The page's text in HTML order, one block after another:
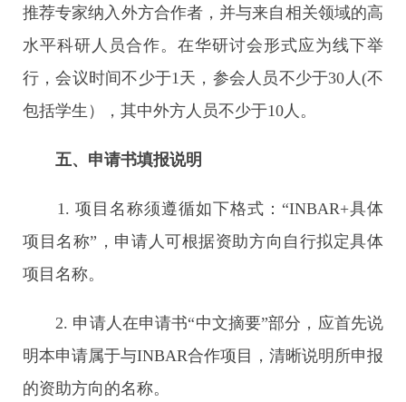
推荐专家纳入外方合作者，并与来自相关领域的高
水平科研人员合作。在华研讨会形式应为线下举
行，会议时间不少于1天，参会人员不少于30人(不
包括学生），其中外方人员不少于10人。
五、申请书填报说明
1. 项目名称须遵循如下格式：“INBAR+具体
项目名称”，申请人可根据资助方向自行拟定具体
项目名称。
2. 申请人在申请书“中文摘要”部分，应首先说
明本申请属于与INBAR合作项目，清晰说明所申报
的资助方向的名称。